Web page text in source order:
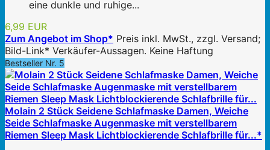
eine dunkle und ruhige...
6,99 EUR
Zum Angebot im Shop* Preis inkl. MwSt., zzgl. Versand;
Bild-Link* Verkäufer-Aussagen. Keine Haftung
Bestseller Nr. 5
Molain 2 Stück Seidene Schlafmaske Damen, Weiche
Seide Schlafmaske Augenmaske mit verstellbarem
Riemen Sleep Mask Lichtblockierende Schlafbrille für...*